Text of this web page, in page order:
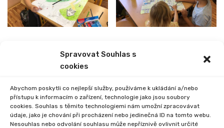
Spravovat Souhlas s
cookies
Abychom poskytli co nejlepší služby, používáme k ukládání a/nebo
přístupu k informacím o zařízení, technologie jako jsou soubory
cookies. Souhlas s těmito technologiemi nám umožní zpracovávat
údaje, jako je chování při procházení nebo jedinečná ID na tomto webu.
Nesouhlas nebo odvolání souhlasu může nepříznivě ovlivnit určité
NEXT